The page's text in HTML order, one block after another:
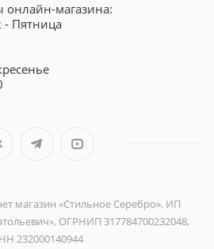
онлайн-магазина:
- Пятница
магазин «Стильное Серебро», ИП
ОГРНИП 317784700232048,
232000140944